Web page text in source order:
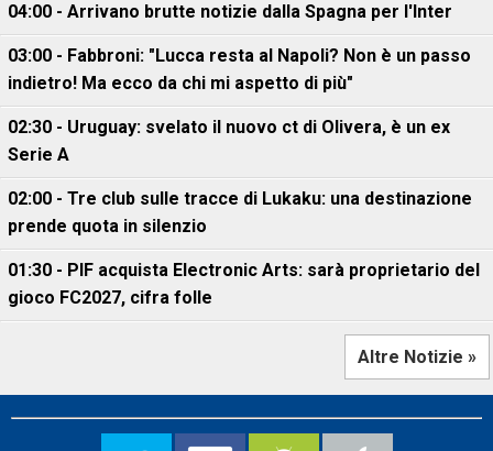
04:00 - Arrivano brutte notizie dalla Spagna per l'Inter
03:00 - Fabbroni: "Lucca resta al Napoli? Non è un passo
indietro! Ma ecco da chi mi aspetto di più"
02:30 - Uruguay: svelato il nuovo ct di Olivera, è un ex
Serie A
02:00 - Tre club sulle tracce di Lukaku: una destinazione
prende quota in silenzio
01:30 - PIF acquista Electronic Arts: sarà proprietario del
gioco FC2027, cifra folle
Altre Notizie »